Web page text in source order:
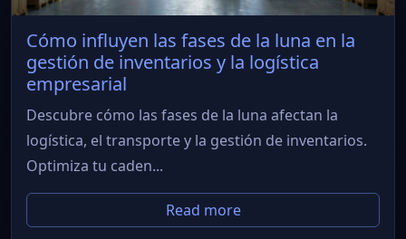
Cómo influyen las fases de la luna en la
gestión de inventarios y la logística
empresarial
Descubre cómo las fases de la luna afectan la
logística, el transporte y la gestión de inventarios.
Optimiza tu caden...
Read more